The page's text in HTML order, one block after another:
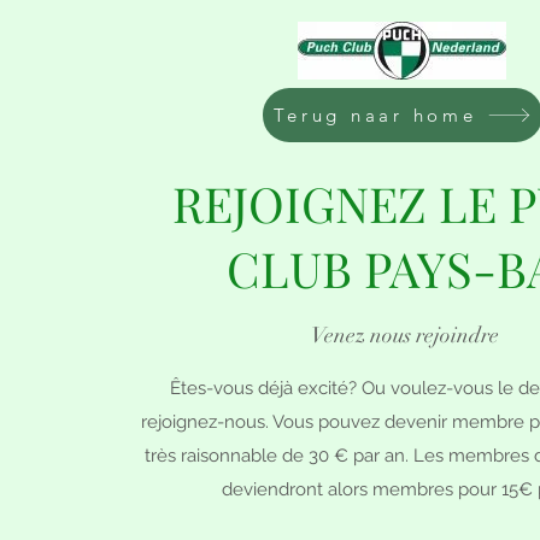
Terug naar home
REJOIGNEZ LE
CLUB PAYS-
Venez nous rejoindre
Êtes-vous déjà excité? Ou voulez-vous le
rejoignez-nous. Vous pouvez devenir membre
très raisonnable de 30 € par an. Les membres
deviendront alors membres pour 15€